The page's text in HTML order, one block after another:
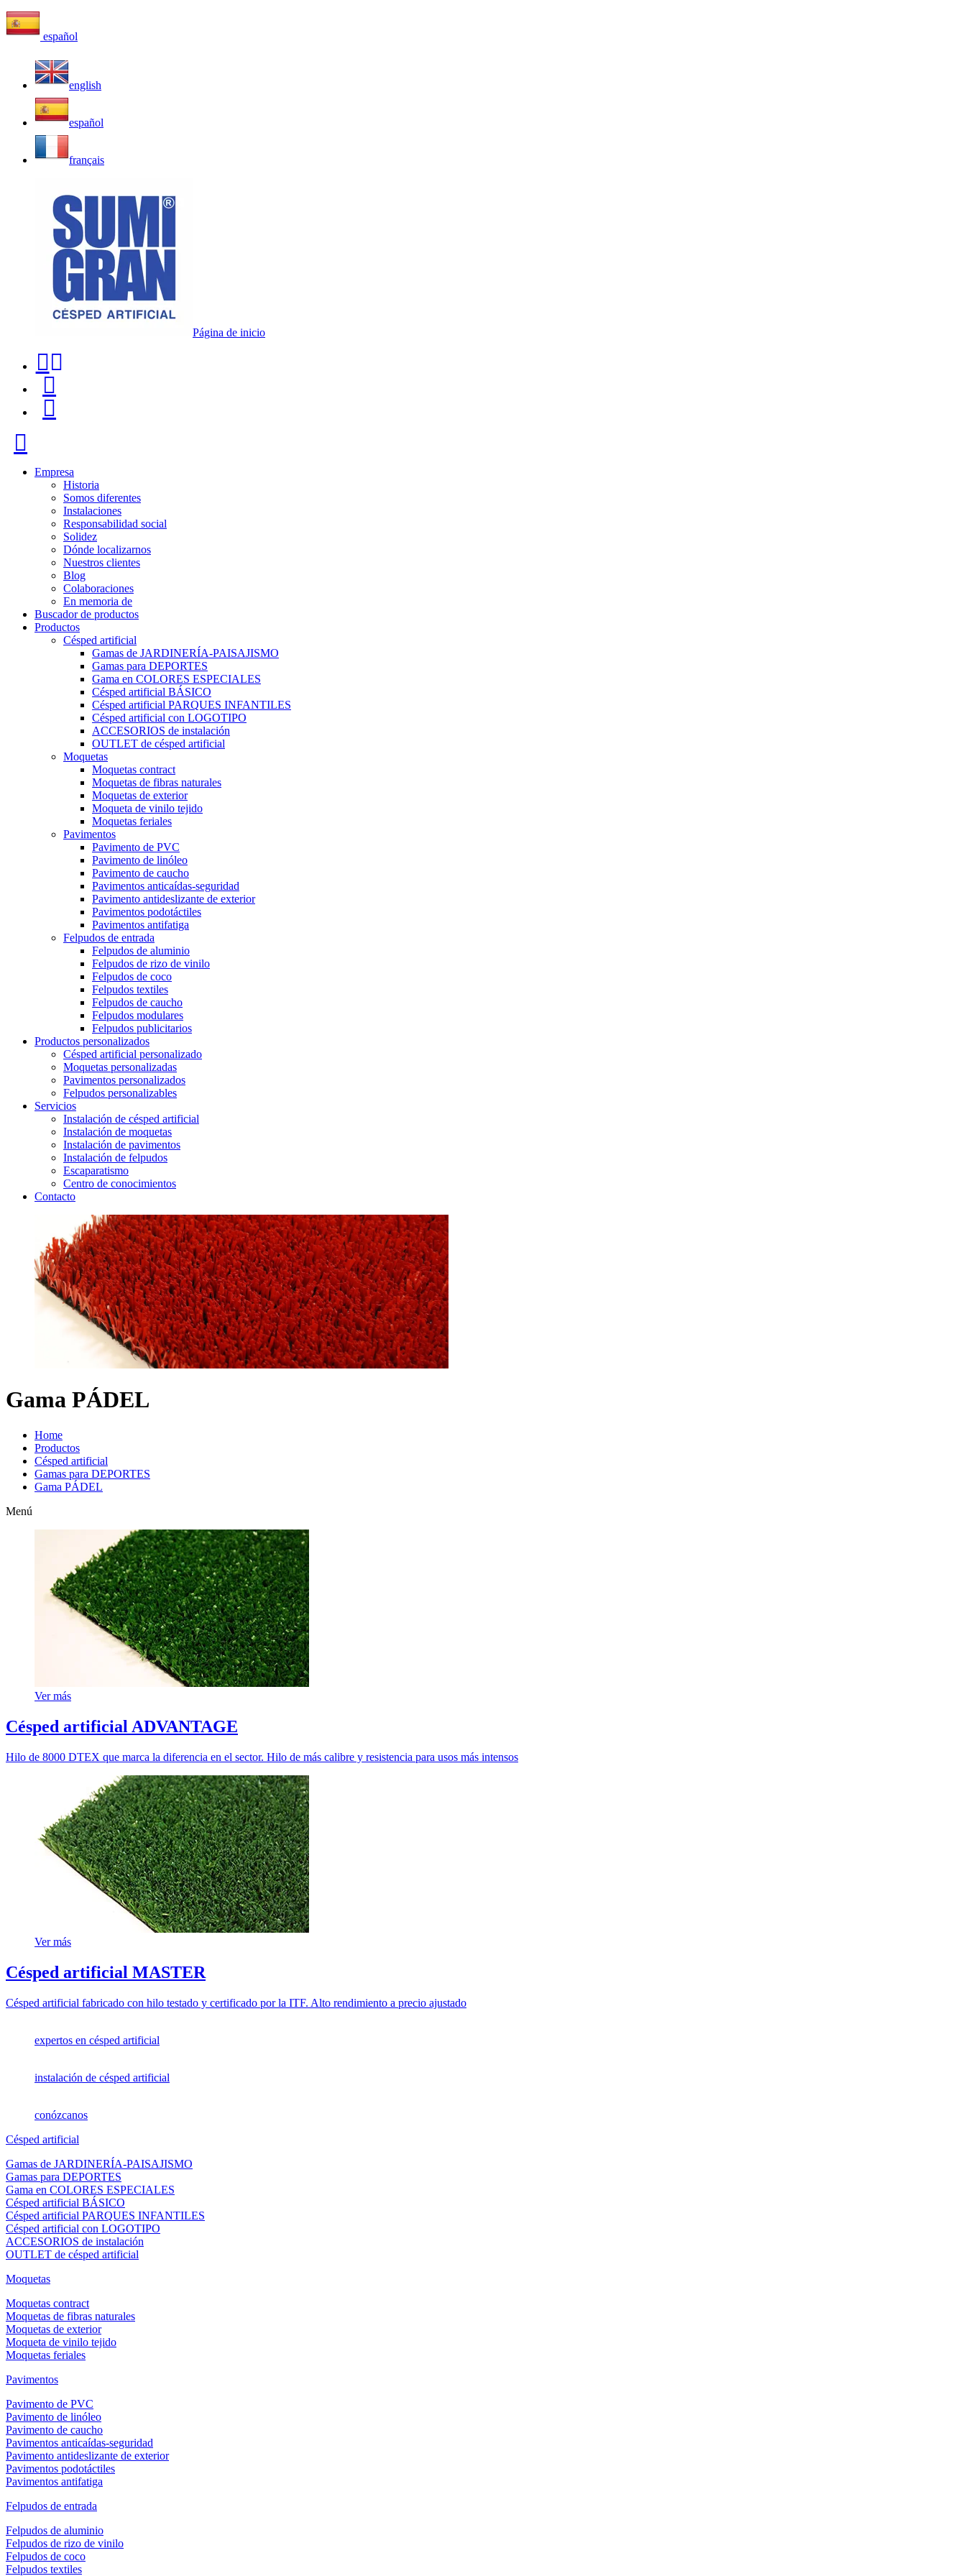
español
english
español
français
Página de inicio
116
96
57
Empresa
Historia
Somos diferentes
Instalaciones
Responsabilidad social
Solidez
Dónde localizarnos
Nuestros clientes
Blog
Colaboraciones
En memoria de
Buscador de productos
Productos
Césped artificial
Gamas de JARDINERÍA-PAISAJISMO
Gamas para DEPORTES
Gama en COLORES ESPECIALES
Césped artificial BÁSICO
Césped artificial PARQUES INFANTILES
Césped artificial con LOGOTIPO
ACCESORIOS de instalación
OUTLET de césped artificial
Moquetas
Moquetas contract
Moquetas de fibras naturales
Moquetas de exterior
Moqueta de vinilo tejido
Moquetas feriales
Pavimentos
Pavimento de PVC
Pavimento de linóleo
Pavimento de caucho
Pavimentos anticaídas-seguridad
Pavimento antideslizante de exterior
Pavimentos podotáctiles
Pavimentos antifatiga
Felpudos de entrada
Felpudos de aluminio
Felpudos de rizo de vinilo
Felpudos de coco
Felpudos textiles
Felpudos de caucho
Felpudos modulares
Felpudos publicitarios
Productos personalizados
Césped artificial personalizado
Moquetas personalizadas
Pavimentos personalizados
Felpudos personalizables
Servicios
Instalación de césped artificial
Instalación de moquetas
Instalación de pavimentos
Instalación de felpudos
Escaparatismo
Centro de conocimientos
Contacto
Gama PÁDEL
Home
Productos
Césped artificial
Gamas para DEPORTES
Gama PÁDEL
Menú
Ver más
Césped artificial ADVANTAGE
Hilo de 8000 DTEX que marca la diferencia en el sector. Hilo de más calibre y resistencia para usos más intensos
Ver más
Césped artificial MASTER
Césped artificial fabricado con hilo testado y certificado por la ITF. Alto rendimiento a precio ajustado
expertos en césped artificial
instalación de césped artificial
conózcanos
Césped artificial
Gamas de JARDINERÍA-PAISAJISMO
Gamas para DEPORTES
Gama en COLORES ESPECIALES
Césped artificial BÁSICO
Césped artificial PARQUES INFANTILES
Césped artificial con LOGOTIPO
ACCESORIOS de instalación
OUTLET de césped artificial
Moquetas
Moquetas contract
Moquetas de fibras naturales
Moquetas de exterior
Moqueta de vinilo tejido
Moquetas feriales
Pavimentos
Pavimento de PVC
Pavimento de linóleo
Pavimento de caucho
Pavimentos anticaídas-seguridad
Pavimento antideslizante de exterior
Pavimentos podotáctiles
Pavimentos antifatiga
Felpudos de entrada
Felpudos de aluminio
Felpudos de rizo de vinilo
Felpudos de coco
Felpudos textiles